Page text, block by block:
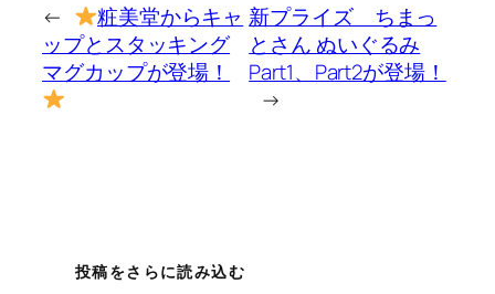
←
粧美堂からキャ
ップとスタッキング
マグカップが登場！
新プライズ ちまっ
とさん ぬいぐるみ
Part1、Part2が登場！
→
投稿をさらに読み込む